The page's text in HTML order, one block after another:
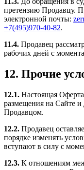
претензию Продавцу.
электронной почты:
+7(495)970-40-82.
11.4. Продавец
рабочих дней с
12. Прочие
12.1. Настоящая
размещения на Сайте и
Продавцом.
12.2. Продавец
порядке изменять
вступают в силу с
12.3. К отношениям